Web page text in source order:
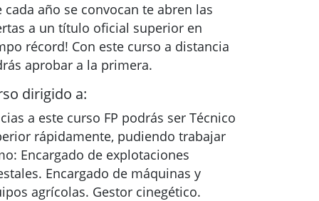
cada año se convocan te abren las
a un título oficial superior en
récord! Con este curso a distancia
aprobar a la primera.
dirigido a:
a este curso FP podrás ser Técnico
rápidamente, pudiendo trabajar
Encargado de explotaciones
Encargado de máquinas y
agrícolas. Gestor cinegético.